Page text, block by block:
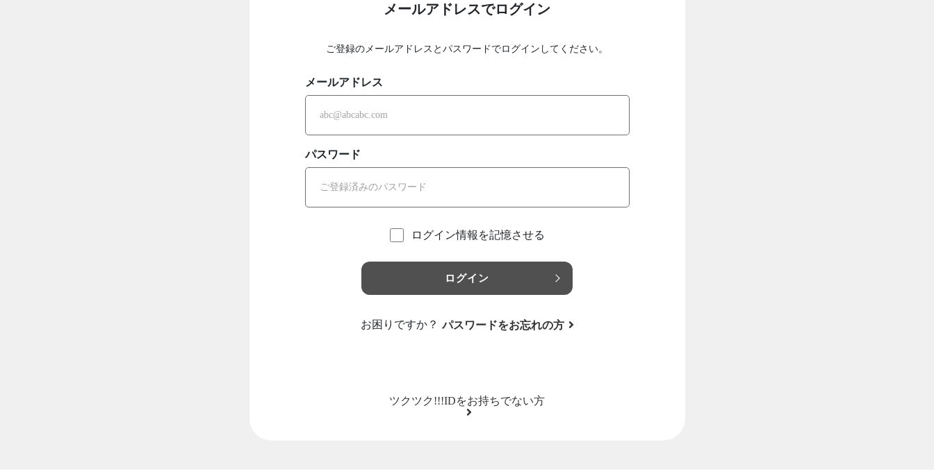
メールアドレスでログイン
ご登録のメールアドレスとパスワードでログインしてください。
メールアドレス
パスワード
ログイン情報を記憶させる
ログイン
お困りですか？ パスワードをお忘れの方
ツクツク!!!IDをお持ちでない方